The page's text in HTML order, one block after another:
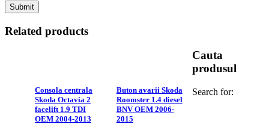
Related products
Consola centrala
Skoda Octavia 2
facelift 1.9 TDI
OEM 2004-2013
Buton avarii Skoda
Roomster 1.4 diesel
BNV OEM 2006-
2015
Cauta
produsul
Search for: